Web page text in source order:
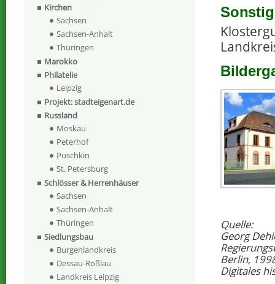
Quelle:
Georg
Berlin,
Digitales
Kirchen
Sachsen
Sachsen-Anhalt
Thüringen
Marokko
Philatelie
Leipzig
Projekt: stadteigenart.de
Russland
Moskau
Peterhof
Puschkin
St. Petersburg
Schlösser & Herrenhäuser
Sachsen
Sachsen-Anhalt
Thüringen
Siedlungsbau
Burgenlandkreis
Dessau-Roßlau
Landkreis Leipzig